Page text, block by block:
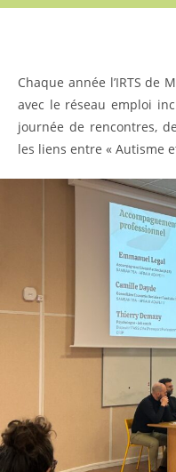
Chaque année l’IRTS de
avec le réseau emploi
journée de rencontres,
les liens entre « Autisme